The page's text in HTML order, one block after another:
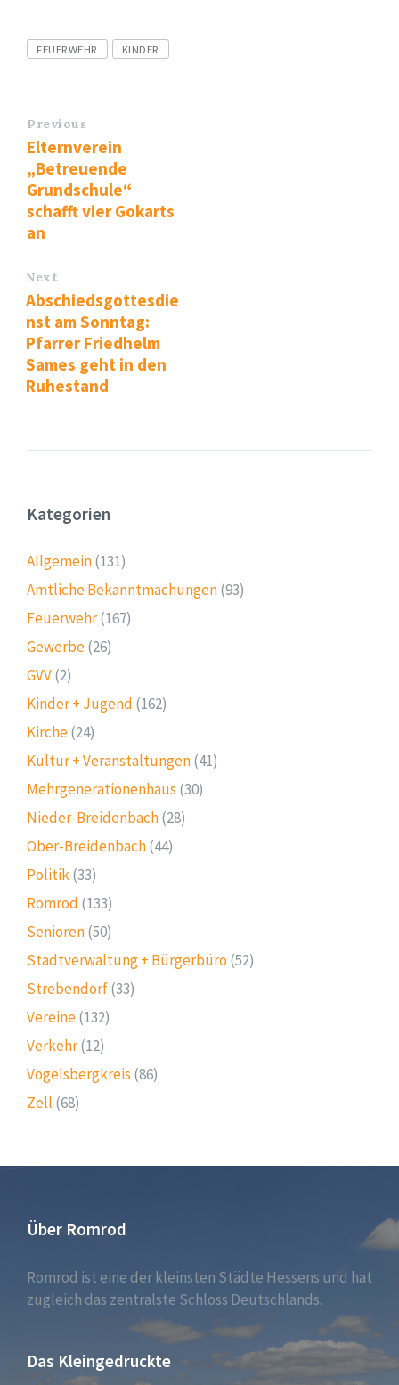
Tags
FEUERWEHR KINDER
Previous
Elternverein
„Betreuende
Grundschule“
schafft vier Gokarts
an
Next
Abschiedsgottesdie
nst am Sonntag:
Pfarrer Friedhelm
Sames geht in den
Ruhestand
Kategorien
Allgemein(131)
Amtliche Bekanntmachungen(93)
Feuerwehr(167)
Gewerbe(26)
GVV(2)
Kinder + Jugend (162)
Kirche(24)
Kultur + Veranstaltungen(41)
Mehrgenerationenhaus (30)
Nieder-Breidenbach(28)
Ober-Breidenbach(44)
Politik(33)
Romrod (133)
Senioren(50)
Stadtverwaltung + Bürgerbüro (52)
Strebendorf(33)
Vereine(132)
Verkehr(12)
Vogelsbergkreis (86)
Zell (68)
Über Romrod
Romrod ist eine der kleinsten Städte Hessens und hat
zugleich das zentralste Schloss Deutschlands.
Das Kleingedruckte